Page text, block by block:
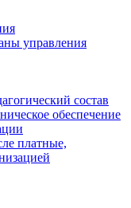
управления
состав
обеспечение
платные,